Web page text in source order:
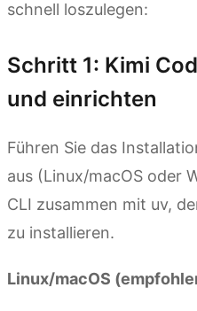
schnell loszulegen:
Schritt 1: Kimi
und einrichten
Führen Sie das
aus (Linux/macOS oder
CLI zusammen mit uv,
zu installieren.
Linux/macOS